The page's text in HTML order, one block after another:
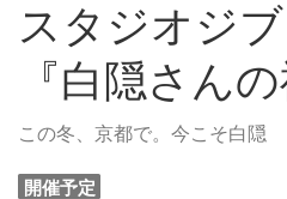
スタジオジ
『白隠さんの
この冬、京都で。今こそ白隠
開催予定